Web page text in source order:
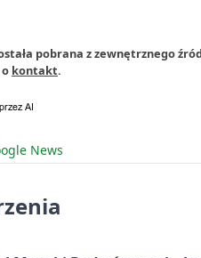
pobrana z zewnętrznego
kontakt.
News